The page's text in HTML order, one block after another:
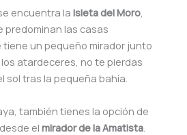
encuentra la Isleta del Moro,
predominan las casas
tiene un pequeño mirador junto
los atardeceres, no te pierdas
sol tras la pequeña bahía.
también tienes la opción de
el mirador de la Amatista